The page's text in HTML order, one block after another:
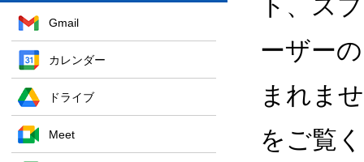
Gmail
カレンダー
ドライブ
Meet
ト、ス
ーザー
まれま
をご覧